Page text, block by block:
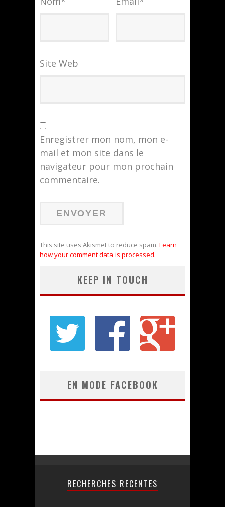
Site Web
Enregistrer mon nom, mon e-
mail et mon site dans le
navigateur pour mon prochain
commentaire.
This site uses Akismet to reduce spam. Learn
how your comment data is processed.
KEEP IN TOUCH
EN MODE FACEBOOK
RECHERCHES RECENTES